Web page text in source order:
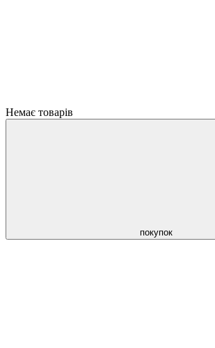
Немає товарів
покупок